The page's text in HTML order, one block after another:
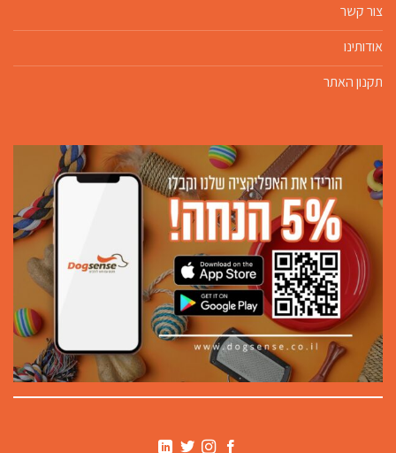
צור קשר
אודותינו
תקנון האתר